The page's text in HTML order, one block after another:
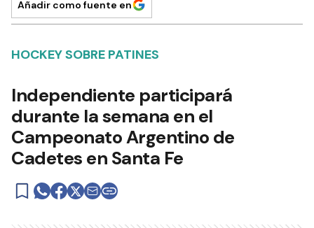
Añadir como fuente en
HOCKEY SOBRE PATINES
Independiente participará
durante la semana en el
Campeonato Argentino de
Cadetes en Santa Fe